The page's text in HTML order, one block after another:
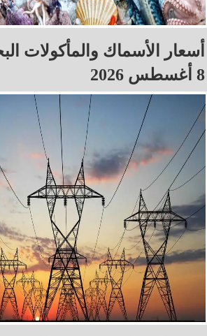
أسعار الأسماك والمأكولات
8 أغسطس 2026